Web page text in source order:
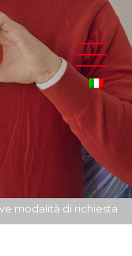
modalità di richiesta